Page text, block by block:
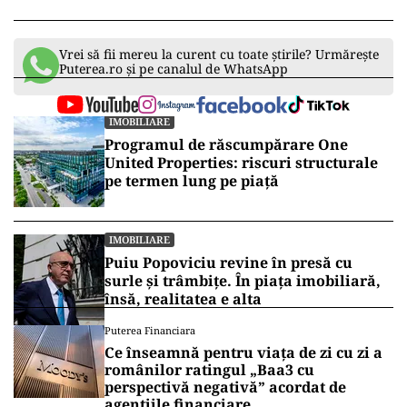
Vrei să fii mereu la curent cu toate știrile? Urmărește
Puterea.ro și pe canalul de WhatsApp
IMOBILIARE
Programul de răscumpărare One
United Properties: riscuri structurale
pe termen lung pe piață
IMOBILIARE
Puiu Popoviciu revine în presă cu
surle și trâmbițe. În piața imobiliară,
însă, realitatea e alta
Puterea Financiara
Ce înseamnă pentru viața de zi cu zi a
românilor ratingul „Baa3 cu
perspectivă negativă” acordat de